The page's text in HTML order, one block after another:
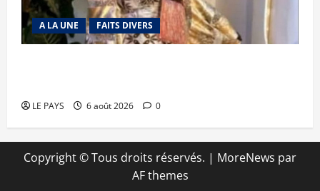
A LA UNE FAITS DIVERS
LE PAYS 6 août 2026 0
Copyright © Tous droits réservés. | MoreNews par
AF themes